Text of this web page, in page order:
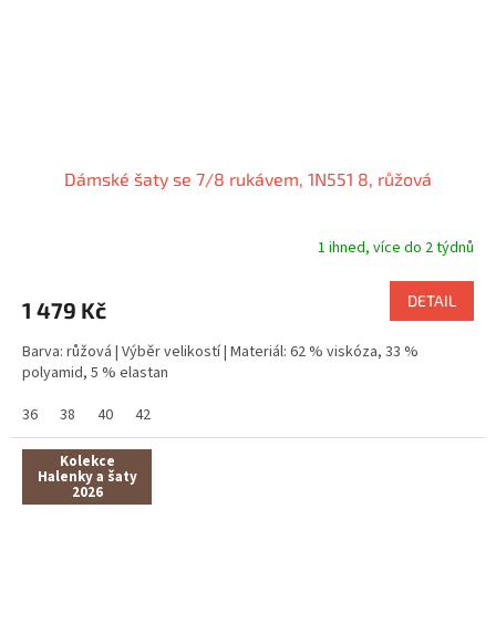
Dámské šaty se 7/8 rukávem, 1N551 8, růžová
1 ihned, více do 2 týdnů
1 479 Kč DETAIL
Barva: růžová | Výběr velikostí | Materiál: 62 % viskóza, 33 %
polyamid, 5 % elastan
36
38 40 42
Kolekce
Halenky a šaty
2026